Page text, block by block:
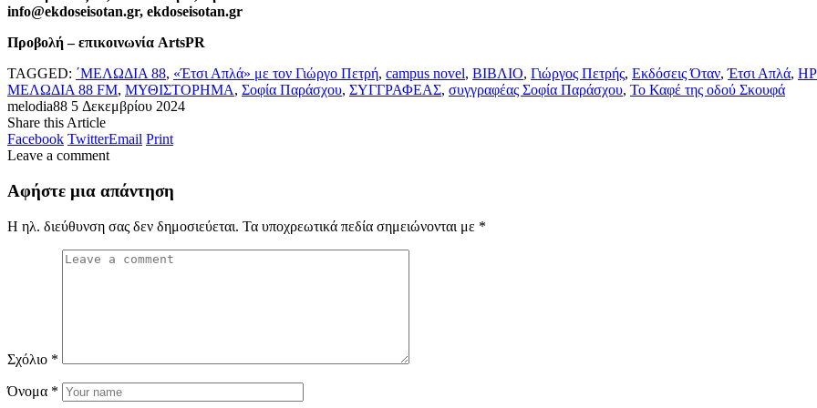
info@ekdoseisotan.gr, ekdoseisotan.gr
Προβολή – επικοινωνία ArtsPR
TAGGED: ΄ΜΕΛΩΔΙΑ 88, «Έτσι Απλά» με τον Γιώργο Πετρή, campus novel, ΒΙΒΛΙΟ, Γιώργος Πετρής, Εκδόσεις Όταν,Έτσι Απλά,
ΜΕΛΩΔΙΑ 88 FM, ΜΥΘΙΣΤΟΡΗΜΑ, Σοφία Παράσχου, ΣΥΓΓΡΑΦΕΑΣ, συγγραφέας Σοφία Παράσχου, Το Καφέ της οδού Σκουφά
melodia88 5 Δεκεμβρίου 2024
Share this Article
Facebook TwitterEmail Print
Leave a comment
Αφήστε μια απάντηση
Η ηλ. διεύθυνση σας δεν δημοσιεύεται. Τα υποχρεωτικά πεδία σημειώνονται με *
Σχόλιο *
Όνομα *